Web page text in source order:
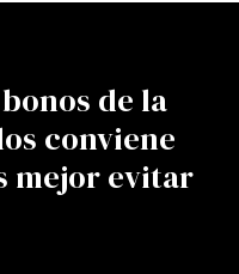
de la
conviene
mejor evitar